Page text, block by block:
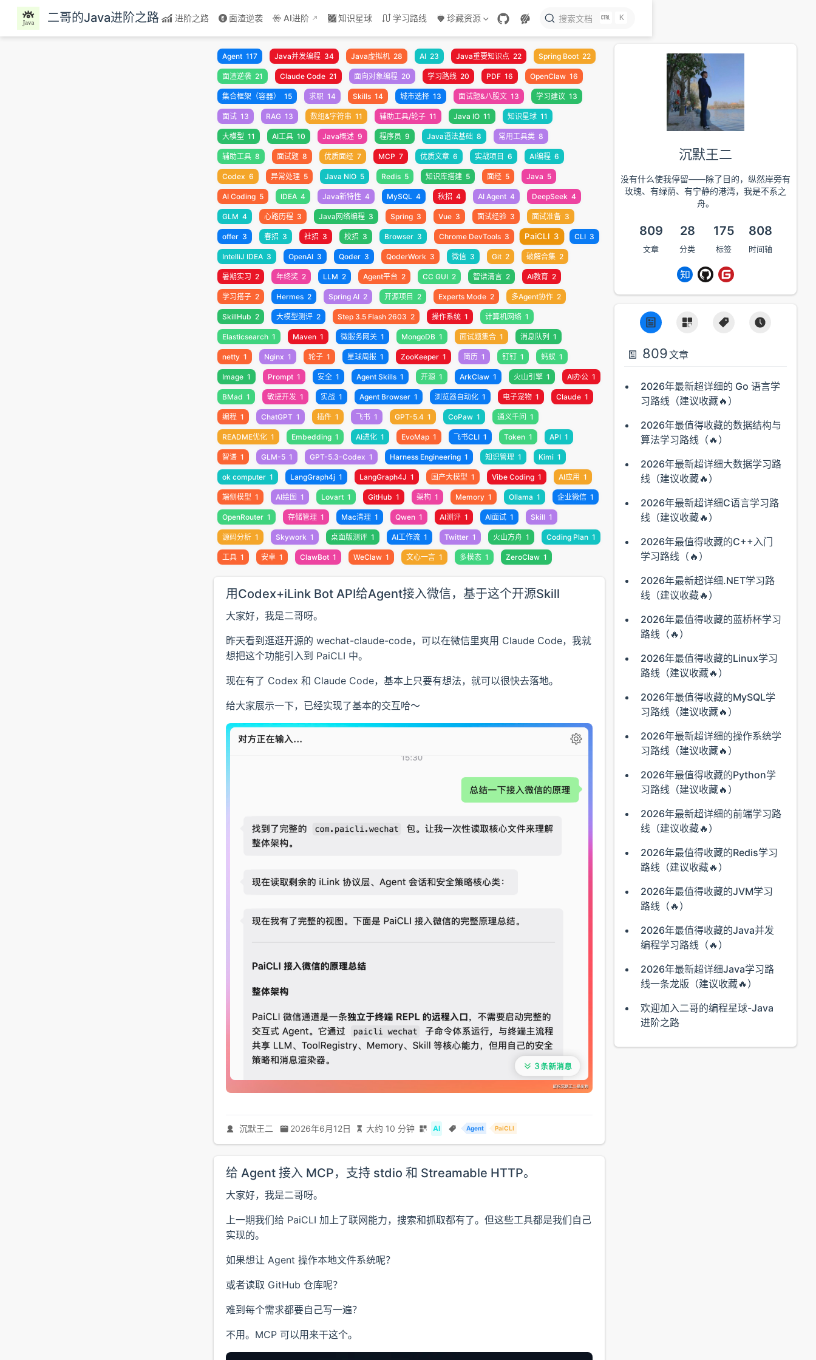
跳至主要內容
二哥的Java进阶之路 进阶之路 面渣逆袭 AI进阶 知识星球 学习路线 珍藏资源 搜索文档 K
Agent 117 Java并发编程 34 Java虚拟机 28 AI 23 Java重要知识点 22 Spring Boot 22
面渣逆袭 21 Claude Code 21 面向对象编程 20 学习路线 20 PDF 16 OpenClaw 16
集合框架（容器） 15 求职 14 Skills 14 城市选择 13 面试题&八股文 13 学习建议 13
面试 13 RAG 13 数组&字符串 11 辅助工具/轮子 11 Java IO 11 知识星球 11
大模型 11 AI工具 10 Java概述 9 程序员 9 Java语法基础 8 常用工具类 8
辅助工具 8 面试题 8 优质面经 7 MCP 7 优质文章 6 实战项目 6 AI编程 6
Codex 6 异常处理 5 Java NIO 5 Redis 5 知识库搭建 5 面经 5 Java 5
AI Coding 5 IDEA 4 Java新特性 4 MySQL 4 秋招 4 AI Agent 4 DeepSeek 4
GLM 4 心路历程 3 Java网络编程 3 Spring 3 Vue 3 面试经验 3 面试准备 3
offer 3 春招 3 社招 3 校招 3 Browser 3 Chrome DevTools 3 PaiCLI 3 CLI 3
IntelliJ IDEA 3 OpenAI 3 Qoder 3 QoderWork 3 微信 3 Git 2 破解合集 2
暑期实习 2 年终奖 2 LLM 2 Agent平台 2 CC GUI 2 智谱清言 2 AI教育 2
学习搭子 2 Hermes 2 Spring AI 2 开源项目 2 Experts Mode 2 多Agent协作 2
SkillHub 2 大模型测评 2 Step 3.5 Flash 2603 2 操作系统 1 计算机网络 1
Elasticsearch 1 Maven 1 微服务网关 1 MongoDB 1 面试题集合 1 消息队列 1
netty 1 Nginx 1 轮子 1 星球周报 1 ZooKeeper 1 简历 1 钉钉 1 蚂蚁 1
Image 1 Prompt 1 安全 1 Agent Skills 1 开源 1 ArkClaw 1 火山引擎 1 AI办公 1
BMad 1 敏捷开发 1 实战 1 Agent Browser 1 浏览器自动化 1 电子宠物 1 Claude 1
编程 1 ChatGPT 1 插件 1 飞书 1 GPT-5.4 1 CoPaw 1 通义千问 1
README优化 1 Embedding 1 AI进化 1 EvoMap 1 飞书CLI 1 Token 1 API 1
智谱 1 GLM-5 1 GPT-5.3-Codex 1 Harness Engineering 1 知识管理 1 Kimi 1
ok computer 1 LangGraph4j 1 LangGraph4J 1 国产大模型 1 Vibe Coding 1 AI应用 1
端侧模型 1 AI绘图 1 Lovart 1 GitHub 1 架构 1 Memory 1 Ollama 1 企业微信 1
OpenRouter 1 存储管理 1 Mac清理 1 Qwen 1 AI测评 1 AI面试 1 Skill 1
源码分析 1 Skywork 1 桌面版测评 1 AI工作流 1 Twitter 1 火山方舟 1 Coding Plan 1
工具 1 安卓 1 ClawBot 1 WeClaw 1 文心一言 1 多模态 1 ZeroClaw 1
用Codex+iLink Bot API给Agent接入微信，基于这个开源Skill
大家好，我是二哥呀。
昨天看到逛逛开源的 wechat-claude-code，可以在微信里爽用 Claude Code，我就
想把这个功能引入到 PaiCLI 中。
现在有了 Codex 和 Claude Code，基本上只要有想法，就可以很快去落地。
给大家展示一下，已经实现了基本的交互哈～
沉默王二 2026年6月12日 大约 10 分钟 AI Agent PaiCLI
给 Agent 接入 MCP，支持 stdio 和 Streamable HTTP。
大家好，我是二哥呀。
上一期我们给 PaiCLI 加上了联网能力，搜索和抓取都有了。但这些工具都是我们自己
实现的。
如果想让 Agent 操作本地文件系统呢？
或者读取 GitHub 仓库呢？
难到每个需求都要自己写一遍？
不用。MCP 可以用来干这个。
沉默王二
没有什么使我停留——除了目的，纵然岸旁有
玫瑰、有绿荫、有宁静的港湾，我是不系之
舟。
809
文章
28
分类
175
标签
808
时间轴
809文章
2026年最新超详细的 Go 语言学
习路线（建议收藏🔥）
2026年最值得收藏的数据结构与
算法学习路线（🔥）
2026年最新超详细大数据学习路
线（建议收藏🔥）
2026年最新超详细C语言学习路
线（建议收藏🔥）
2026年最值得收藏的C++入门
学习路线（🔥）
2026年最新超详细.NET学习路
线（建议收藏🔥）
2026年最值得收藏的蓝桥杯学习
路线（🔥）
2026年最值得收藏的Linux学习
路线（建议收藏🔥）
2026年最值得收藏的MySQL学
习路线（建议收藏🔥）
2026年最新超详细的操作系统学
习路线（建议收藏🔥）
2026年最值得收藏的Python学
习路线（建议收藏🔥）
2026年最新超详细的前端学习路
线（建议收藏🔥）
2026年最值得收藏的Redis学习
路线（建议收藏🔥）
2026年最值得收藏的JVM学习
路线（🔥）
2026年最值得收藏的Java并发
编程学习路线（🔥）
2026年最新超详细Java学习路
线一条龙版（建议收藏🔥）
欢迎加入二哥的编程星球-Java
进阶之路